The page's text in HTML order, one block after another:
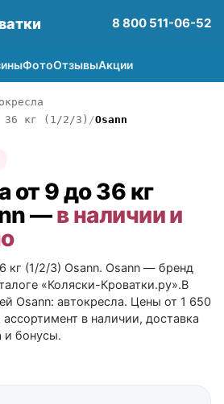
8 800 511-06-52
ФотоОтзывыАкции
36 кг (1/2/3)
Osann
от 9 до 36 кг
—в наличии и
кг (1/2/3) Osann. Osann — бренд
«Коляски-Кроватки.ру».В
Osann: автокресла. Цены от 1 650
в наличии, доставка
и бонусы.